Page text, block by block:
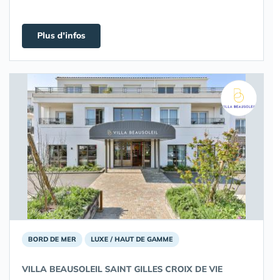
Plus d'infos
BORD DE MER LUXE / HAUT DE GAMME
VILLA BEAUSOLEIL SAINT GILLES CROIX DE VIE